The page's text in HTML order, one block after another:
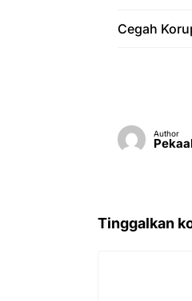
Cegah
Author
Tinggalkan